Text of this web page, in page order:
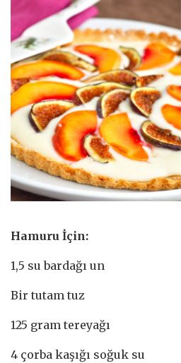
Hamuru İçin:
1,5 su bardağı un
Bir tutam tuz
125 gram tereyağı
4 çorba kaşığı soğuk su